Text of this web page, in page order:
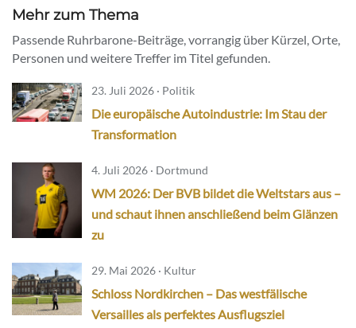
Mehr zum Thema
Passende Ruhrbarone-Beiträge, vorrangig über Kürzel, Orte,
Personen und weitere Treffer im Titel gefunden.
23. Juli 2026 · Politik
Die europäische Autoindustrie: Im Stau der
Transformation
4. Juli 2026 · Dortmund
WM 2026: Der BVB bildet die Weltstars aus –
und schaut ihnen anschließend beim Glänzen
zu
29. Mai 2026 · Kultur
Schloss Nordkirchen – Das westfälische
Versailles als perfektes Ausflugsziel